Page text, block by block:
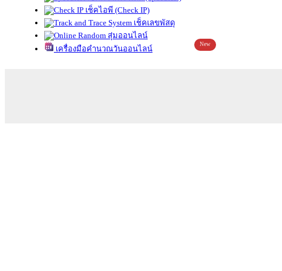
เช็คไอพี (Check IP)
เช็คเลขพัสดุ
สุ่มออนไลน์
เครื่องมือคำนวณวันออนไลน์
New